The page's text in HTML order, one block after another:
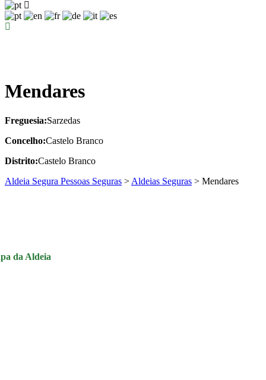
Mendares
Freguesia:Sarzedas
Concelho:Castelo Branco
Distrito:Castelo Branco
Aldeia Segura Pessoas Seguras > Aldeias Seguras > Mendares
da Aldeia